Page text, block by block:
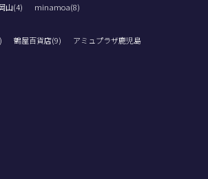
山(4) minamoa(8)
鶴屋百貨店(9) アミュプラザ鹿児島